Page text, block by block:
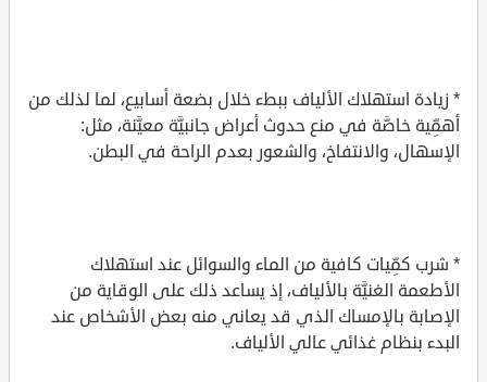
* زيادة استهلاك الألياف ببطء خلال بضعة أسابيع، لما لذلك من
أهمِّية خاصَّة في منع حدوث أعراض جانبيَّة معيَّنة، مثل:
الإسهال، والانتفاخ، والشعور بعدم الراحة في البطن.
* شرب كمِّيات كافية من الماء والسوائل عند استهلاك
الأطعمة الغنيَّة بالألياف، إذ يساعد ذلك على الوقاية من
الإصابة بالإمساك الذي قد يعاني منه بعض الأشخاص عند
البدء بنظام غذائي عالي الألياف.